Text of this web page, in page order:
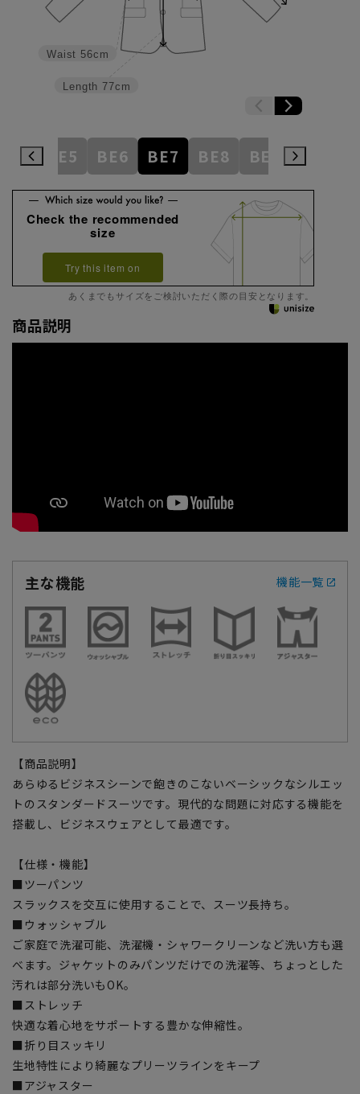
Length 77cm
Waist 56cm
BE5 BE6 BE7 BE8 BE9 BE10
Check the recommended
size
Try this item on
あくまでもサイズをご検討いただく際の目安となります。
商品説明
主な機能 機能一覧
【商品説明】
あらゆるビジネスシーンで飽きのこないベーシックなシルエッ
トのスタンダードスーツです。現代的な問題に対応する機能を
搭載し、ビジネスウェアとして最適です。
【仕様・機能】
■ツーパンツ
スラックスを交互に使用することで、スーツ長持ち。
■ウォッシャブル
ご家庭で洗濯可能、洗濯機・シャワークリーンなど洗い方も選
べます。ジャケットのみパンツだけでの洗濯等、ちょっとした
汚れは部分洗いもOK。
■ストレッチ
快適な着心地をサポートする豊かな伸縮性。
■折り目スッキリ
生地特性により綺麗なプリーツラインをキープ
■アジャスター